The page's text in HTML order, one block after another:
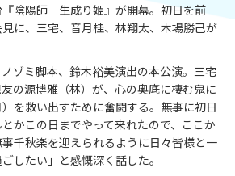
陰陽師 生成り姫』が開幕。初日を前
に、三宅、音月桂、林翔太、木場勝己が
ゾミ脚本、鈴木裕美演出の本公演。三宅
の源博雅（林）が、心の奥底に棲む鬼に
を救い出すために奮闘する。無事に初日
かこの日までやって来れたので、ここか
千秋楽を迎えられるように日々皆様と一
したい」と感慨深く話した。